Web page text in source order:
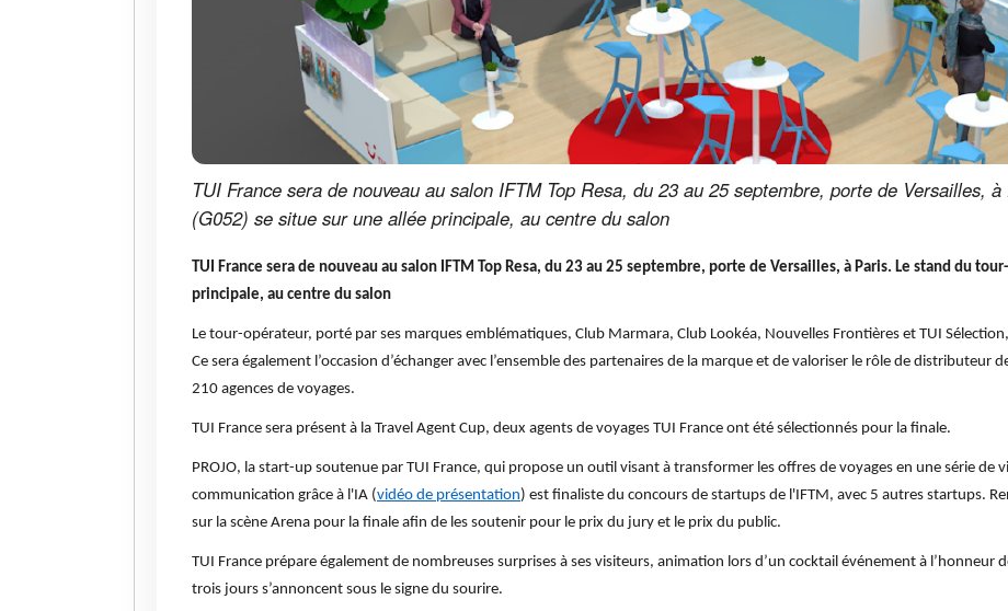
TUI France sera de nouveau au salon IFTM Top Resa, du 23 au 25 septembre, porte de Versailles,
(G052) se situe sur une allée principale, au centre du salon
TUI France sera de nouveau au salon IFTM Top Resa, du 23 au 25 septembre, porte de Versailles, à Paris. Le stand du
principale, au centre du salon
Le tour-opérateur, porté par ses marques emblématiques, Club Marmara, Club Lookéa, Nouvelles Frontières et TUI
Ce sera également l’occasion d’échanger avec l’ensemble des partenaires de la marque et de valoriser le rôle de distributeur
210 agences de voyages.
TUI France sera présent à la Travel Agent Cup, deux agents de voyages TUI France ont été sélectionnés pour la finale.
PROJO, la start-up soutenue par TUI France, qui propose un outil visant à transformer les offres de voyages en une série de
communication grâce à l'IA (vidéo de présentation) est finaliste du concours de startups de l'IFTM, avec 5 autres startups.
sur la scène Arena pour la finale afin de les soutenir pour le prix du jury et le prix du public.
TUI France prépare également de nombreuses surprises à ses visiteurs, animation lors d’un cocktail événement à l’honneur
trois jours s’annoncent sous le signe du sourire.